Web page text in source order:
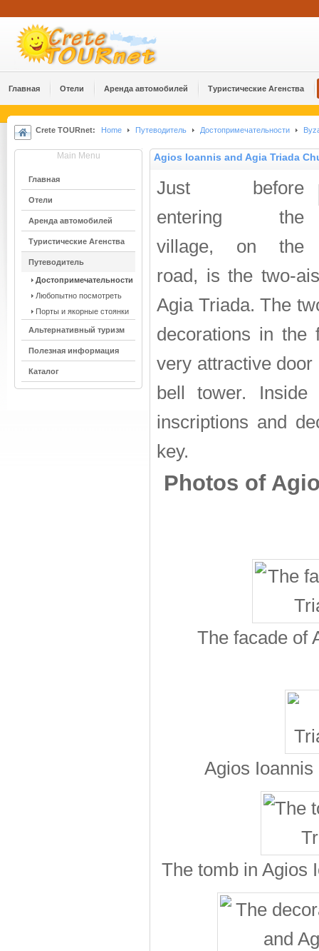
Главная Отели Аренда автомобилей Туристические Агенства
Crete TOURnet: Home Путеводитель Достопримечательности
Main Menu
Главная
Отели
Аренда автомобилей
Туристические Агенства
Путеводитель
Достопримечательности
Любопытно посмотреть
Порты и якорные стоянки
Альтернативный туризм
Полезная информация
Каталог
Agios Ioannis and Agia Triada
Just before
entering the
village, on the
road, is the two-
Agia Triada. The
decorations in the
very attractive
bell tower.
inscriptions and
key.
Photos of
The facade of
Agios Ioannis
The tomb in Agios